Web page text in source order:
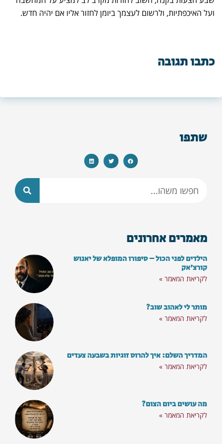
ועל האיכפתיות, ולרשום לעצמך ביומן לחזור אליו אם יהיה חדש.
כתבו תגובה
שתפו
מאמרים אחרונים
הילדים לפני הכול – סיפורו המופלא של יאנוש
קורצ'אק
לקריאת המאמר »
מותר לי לאהוב שוב?
לקריאת המאמר »
המדריך השלם: איך להרוס זוגיות בשבעה צעדים
לקריאת המאמר »
מה עושים ביום הצום?
לקריאת המאמר »
רוצים לא לפספס את התכנים
והסרטונים החדשים?
הצטרפו לקהילת 'מילה טובה' וקבלו פעם
את הניוזלטר שלנו עם מענה על השאלות הכי